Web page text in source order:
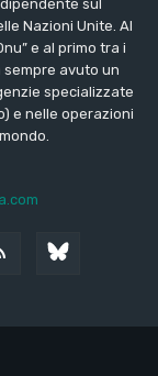
sul
Nazioni Unite. Al
e al primo tra i
sempre avuto un
specializzate
e nelle operazioni